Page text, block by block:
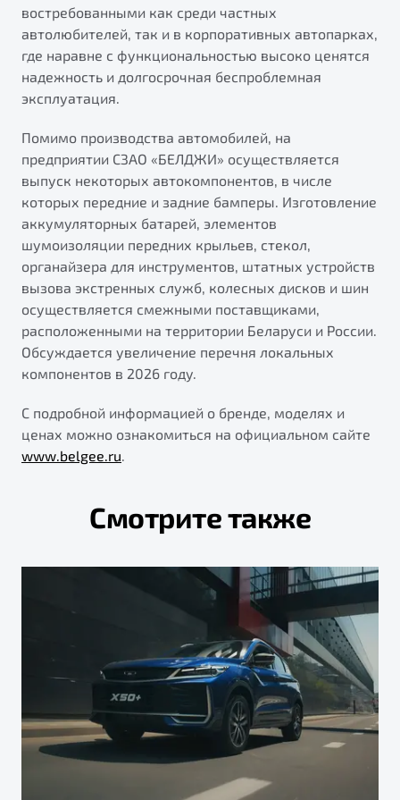
востребованными как среди частных
автолюбителей, так и в корпоративных автопарках,
где наравне с функциональностью высоко ценятся
надежность и долгосрочная беспроблемная
эксплуатация.
Помимо производства автомобилей, на
предприятии СЗАО «БЕЛДЖИ» осуществляется
выпуск некоторых автокомпонентов, в числе
которых передние и задние бамперы. Изготовление
аккумуляторных батарей, элементов
шумоизоляции передних крыльев, стекол,
органайзера для инструментов, штатных устройств
вызова экстренных служб, колесных дисков и шин
осуществляется смежными поставщиками,
расположенными на территории Беларуси и России.
Обсуждается увеличение перечня локальных
компонентов в 2026 году.
С подробной информацией о бренде, моделях и
ценах можно ознакомиться на официальном сайте
www.belgee.ru.
Смотрите также